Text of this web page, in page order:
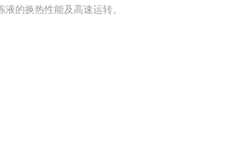
的换热性能及高速运转。